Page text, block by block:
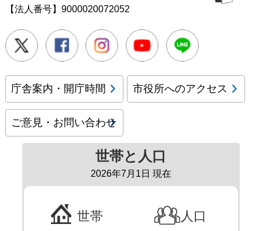
【法人番号】9000020072052
Twitter FacebookInstagramYoutube
庁舎案内・開庁時間 市役所へのアクセス
ご意見・お問い合わせ
世帯と人口
2026年7月1日 現在
世帯 人口